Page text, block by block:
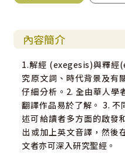
內容簡介
1.解經 (exegesis)與釋
究原文詞、時代背景及有
仔細分析。2. 全由華人學
翻譯作品易於了解。 3.
述可給讀者多方面的啟發
出或加上英文音譯，然後
文者亦可深入研究聖經。